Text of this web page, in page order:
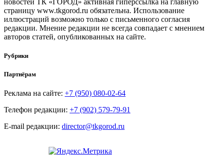
страницу www.tkgorod.ru обязательна. Использование
иллюстраций возможно только с письменного согласия
редакции. Мнение редакции не всегда совпадает с мнением
авторов статей, опубликованных на сайте.
Рубрики
Партнёрам
Реклама на сайте: +7 (950) 080-02-64
Телефон редакции: +7 (902) 579-79-91
E-mail редакции: director@tkgorod.ru